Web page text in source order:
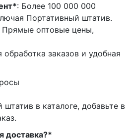
: Более 100 000 000
Портативный штатив.
Прямые оптовые цены,
обработка заказов и удобная
в каталоге, добавьте в
доставка?*